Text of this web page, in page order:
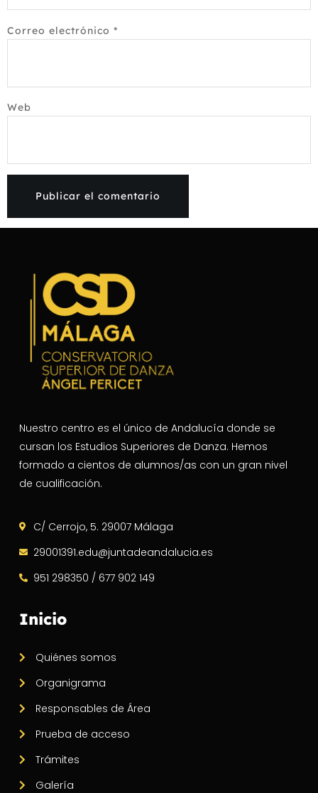
Correo electrónico *
Web
Nuestro centro es el único de Andalucía donde se
cursan los Estudios Superiores de Danza. Hemos
formado a cientos de alumnos/as con un gran nivel
de cualificación.
C/ Cerrojo, 5. 29007 Málaga
29001391.edu@juntadeandalucia.es
951 298350 / 677 902 149
Inicio
Quiénes somos
Organigrama
Responsables de Área
Prueba de acceso
Trámites
Galería